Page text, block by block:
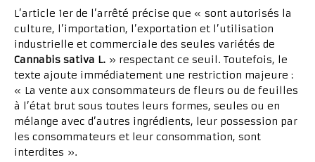
L’article 1er de l’arrêté précise que « sont autorisés la
culture, l’importation, l’exportation et l’utilisation
industrielle et commerciale des seules variétés de
Cannabis sativa L. » respectant ce seuil. Toutefois, le
texte ajoute immédiatement une restriction majeure :
« La vente aux consommateurs de fleurs ou de feuilles
à l’état brut sous toutes leurs formes, seules ou en
mélange avec d’autres ingrédients, leur possession par
les consommateurs et leur consommation, sont
interdites ».